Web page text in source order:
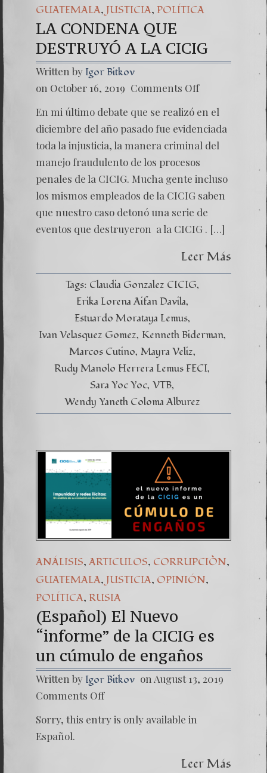
GUATEMALA, JUSTICIA, POLÍTICA
LA CONDENA QUE
DESTRUYÓ A LA CICIG
Written by Igor Bitkov
on October 16, 2019 Comments Off
En mi último debate que se realizó en el
diciembre del año pasado fue evidenciada
toda la injusticia, la manera criminal del
manejo fraudulento de los procesos
penales de la CICIG. Mucha gente incluso
los mismos empleados de la CICIG saben
que nuestro caso detonó una serie de
eventos que destruyeron a la CICIG . […]
Leer Más
Tags: Claudia Gonzalez CICIG
Erika Lorena Aifan Davila
Estuardo Morataya Lemus
Ivan Velasquez Gomez Kenneth Biderman
Marcos Cutino Mayra Veliz
Rudy Manolo Herrera Lemus FECI
Sara Yoc Yoc VTB
Wendy Yaneth Coloma Alburez
ANÁLISIS, ARTICULOS, CORRUPCIÒN,
GUATEMALA, JUSTICIA, OPINIÓN,
POLÍTICA, RUSIA
(Español) El Nuevo
“informe” de la CICIG es
un cúmulo de engaños
Written by Igor Bitkov on August 13, 2019
Comments Off
Sorry, this entry is only available in
Español.
Leer Más